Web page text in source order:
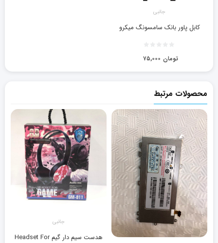
جانبی
کابل پاور بانک سامسونگ میکرو
۷۵,۰۰۰ تومان
محصولات مرتبط
جانبی
هدست سیم دار گیم Headset For